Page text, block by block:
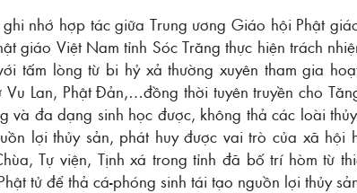
ghi nhớ hợp tác giữa Trung ương Giáo hội Phật
giáo Việt Nam tỉnh Sóc Trăng thực hiện trách
tấm lòng từ bi hỷ xả thường xuyên tham gia
Vu Lan, Phật Đản,…đồng thời tuyên truyền cho
và đa dạng sinh học được, không thả các loài
lợi thủy sản, phát huy được vai trò của xã
Tự viện, Tịnh xá trong tỉnh đã bố trí hòm từ
tử để thả cá-phóng sinh tái tạo nguồn lợi thủy